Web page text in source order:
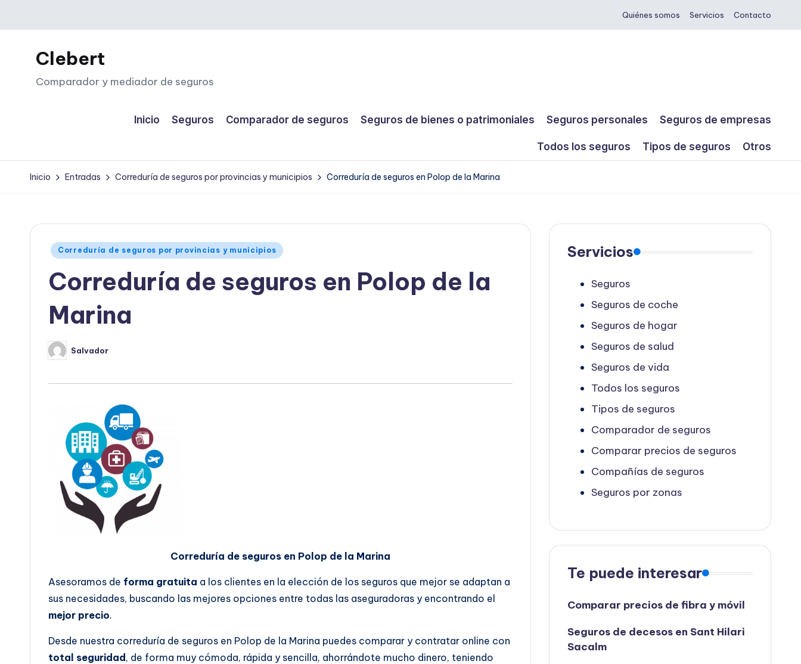
Saltar
contenido
Quiénes somos Servicios Contacto
Clebert
Comparador y mediador de seguros
Inicio Seguros Comparador de seguros Seguros de bienes o patrimoniales Seguros personales Seguros de empresas
Todos los seguros Tipos de seguros Otros
Inicio Entradas Correduría de seguros por provincias y municipios Correduría de seguros en Polop de la Marina
Publicado
Correduría de seguros por provincias y municipios
Correduría de seguros en Polop de la
Marina
Publicado
por
Salvador
Correduría de seguros en Polop de la Marina
Asesoramos de forma gratuita a los clientes en la elección de los seguros que mejor se adaptan a
sus necesidades, buscando las mejores opciones entre todas las aseguradoras y encontrando el
mejor precio.
Desde nuestra correduría de seguros en Polop de la Marina puedes comparar y contratar online con
total seguridad , de forma muy cómoda, rápida y sencilla, ahorrándote mucho dinero, teniendo
Servicios
Seguros
Seguros de coche
Seguros de hogar
Seguros de salud
Seguros de vida
Todos los seguros
Tipos de seguros
Comparador de seguros
Comparar precios de seguros
Compañías de seguros
Seguros por zonas
Te puede interesar
Comparar precios de fibra y móvil
Seguros de decesos en Sant Hilari
Sacalm